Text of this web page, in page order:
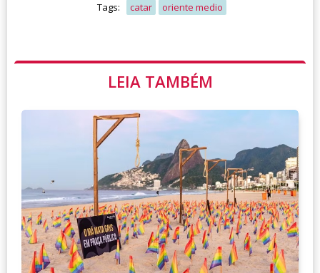
Tags: catar oriente medio
LEIA TAMBÉM